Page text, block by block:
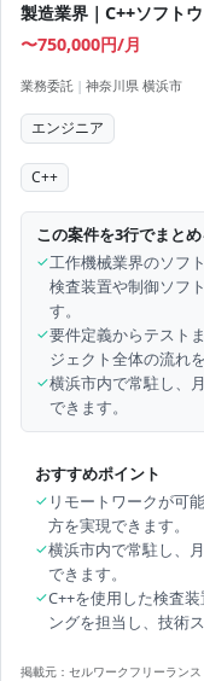
製造業界｜C++ソフト
〜750,000円/月
業務委託 | 神奈川県 横浜市
エンジニア
C++
この案件を3行でまとめ
✓工作機械業界のソフ
検査装置や制御ソフ
す。
✓要件定義からテスト
ジェクト全体の流れ
✓横浜市内で常駐し、
できます。
おすすめポイント
✓ リモートワークが可
方を実現できます。
✓横浜市内で常駐し、
できます。
✓C++を使用した検査
ングを担当し、技術
掲載元： セルワークフリーランス